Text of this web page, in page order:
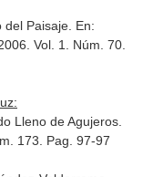
Paisaje. En:
2006. Vol. 1. Núm. 70.
Lleno de Agujeros.
173. Pag. 97-97